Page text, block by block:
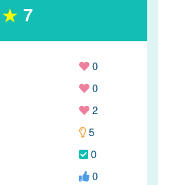
★ 7
0
0
2
5
0
0